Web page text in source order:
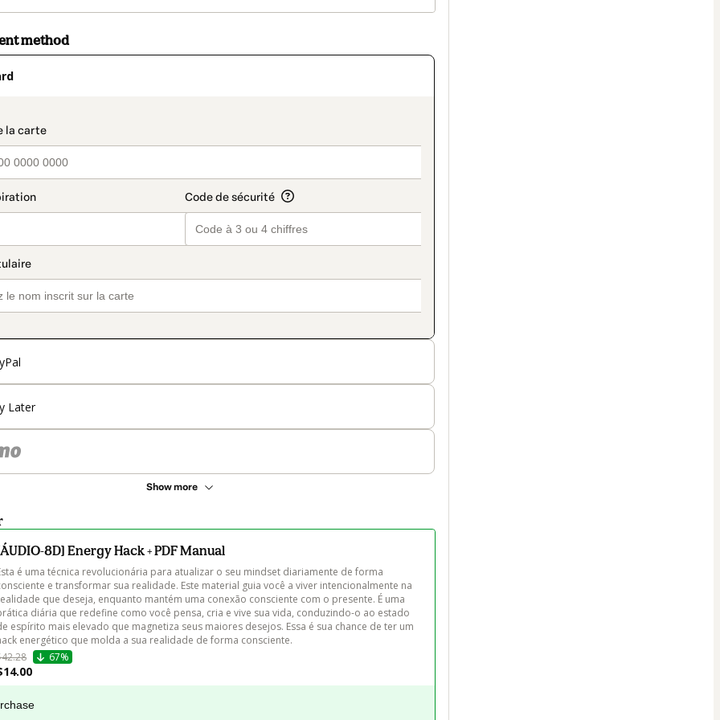
method
Later
Show more
8D] Energy Hack + PDF Manual
é uma técnica revolucionária para atualizar o seu mindset diariamente de forma
e transformar sua realidade. Este material guia você a viver intencionalmente na
que deseja, enquanto mantém uma conexão consciente com o presente. É uma
diária que redefine como você pensa, cria e vive sua vida, conduzindo-o ao estado
espírito mais elevado que magnetiza seus maiores desejos. Essa é sua chance de ter um
energético que molda a sua realidade de forma consciente.
67%